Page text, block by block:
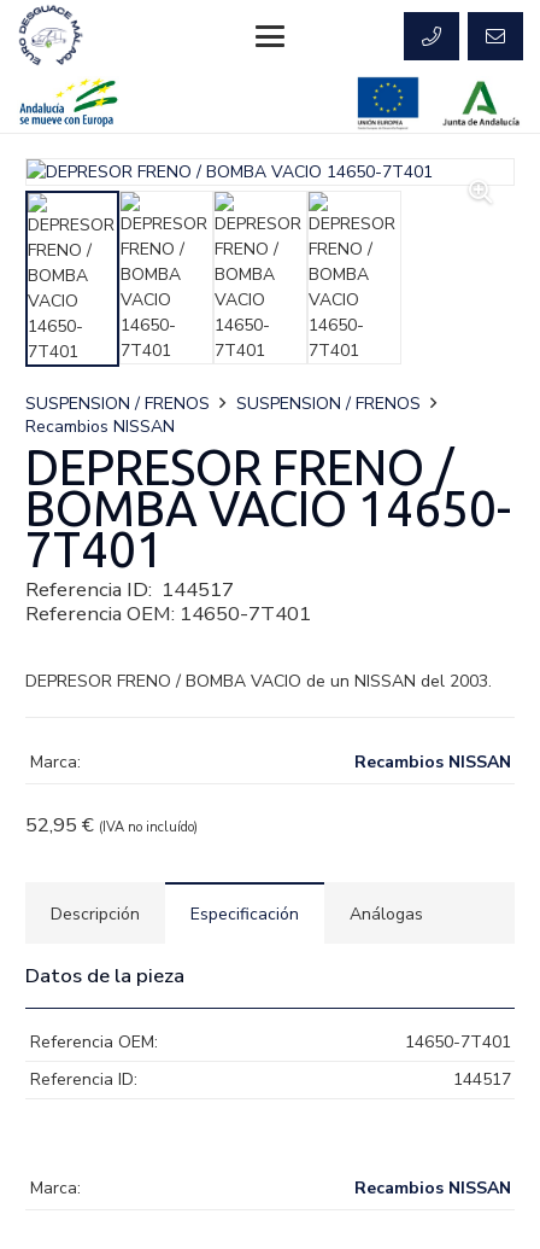
SUSPENSION / FRENOS
SUSPENSION / FRENOS
Recambios NISSAN
DEPRESOR FRENO /
BOMBA VACIO 14650-
7T401
Referencia ID: 144517
Referencia OEM: 14650-7T401
DEPRESOR FRENO / BOMBA VACIO de un NISSAN del 2003.
52,95 € (IVA no incluído)
Marca: Recambios NISSAN
Descripción Especificación Análogas
Datos de la pieza
Referencia OEM:
14650-7T401
Referencia ID:
144517
Marca: Recambios NISSAN